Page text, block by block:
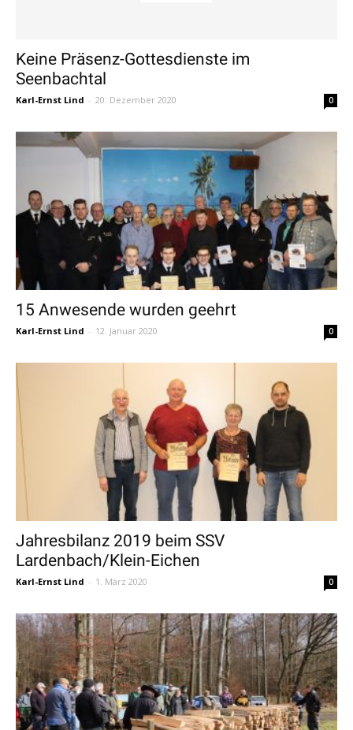
Keine Präsenz-Gottesdienste im
Seenbachtal
Karl-Ernst Lind - 20. Dezember 2020 0
15 Anwesende wurden geehrt
Karl-Ernst Lind - 12. Januar 2020 0
Jahresbilanz 2019 beim SSV
Lardenbach/Klein-Eichen
Karl-Ernst Lind - 1. März 2020 0